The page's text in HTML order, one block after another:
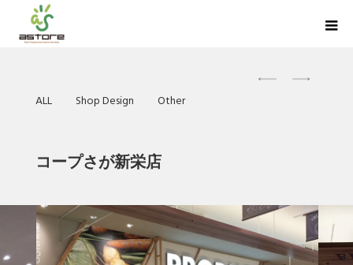
ALL Shop Design Other
コープさが新栄店